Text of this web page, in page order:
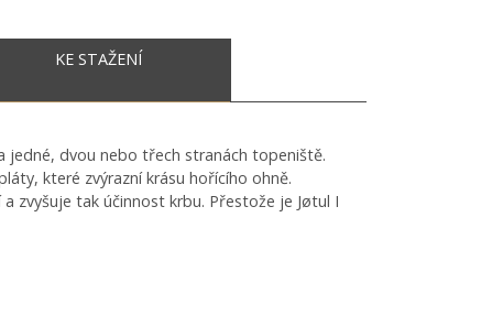
KE STAŽENÍ
jedné, dvou nebo třech stranách topeniště.
které zvýrazní krásu hořícího ohně.
zvyšuje tak účinnost krbu. Přestože je Jøtul I